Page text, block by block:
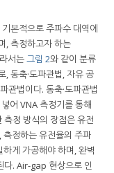
본적으로 주파수 대역에
, 측정하고자 하는
서는그림 2와 같이 분류
, 동축·도파관법, 자유 공
관법이다. 동축·도파관법
어 VNA 측정기를 통해
정 방식의 장점은 유전
정하는 유전율의 주파
게 가공해야 하며, 완벽
. Air-gap 현상으로 인